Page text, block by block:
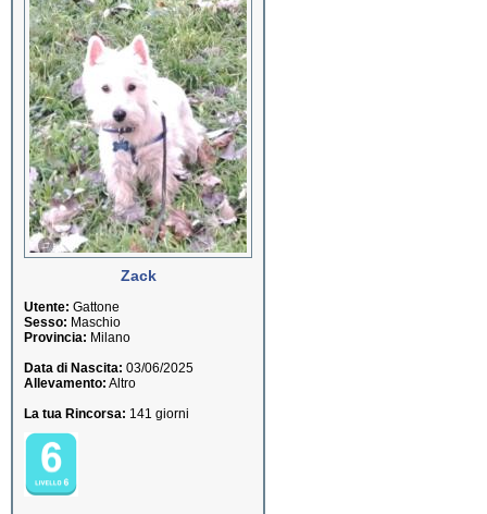
Zack
Utente: Gattone
Sesso: Maschio
Provincia: Milano
Data di Nascita: 03/06/2025
Allevamento: Altro
La tua Rincorsa: 141 giorni